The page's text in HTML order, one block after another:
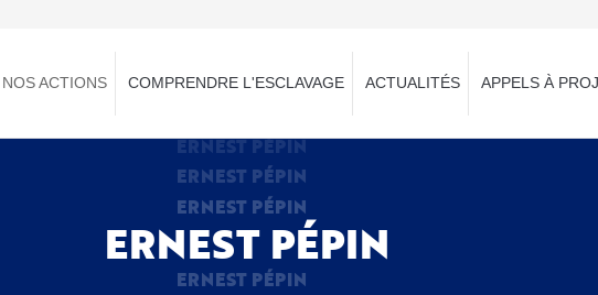
NOS ACTIONS COMPRENDRE L'ESCLAVAGE ACTUALITÉS APPELS À
ERNEST PÉPIN
ERNEST PÉPIN
ERNEST PÉPIN
ERNEST PÉPIN
ERNEST PÉPIN